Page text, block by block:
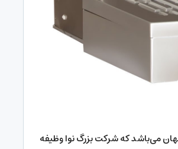
می‌باشد که شرکت بزرگ نوا وظیفه